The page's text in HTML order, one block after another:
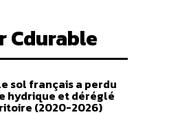
Cdurable
sol français a perdu
hydrique et déréglé
(2020-2026)